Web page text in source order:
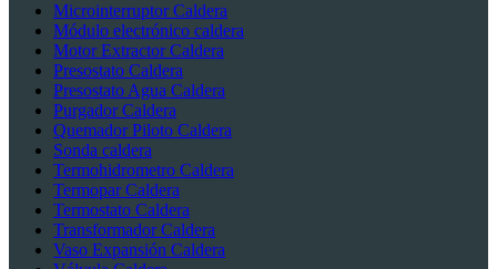
Microinterruptor Caldera
Módulo electrónico caldera
Motor Extractor Caldera
Presostato Caldera
Presostato Agua Caldera
Purgador Caldera
Quemador Piloto Caldera
Sonda caldera
Termohidrometro Caldera
Termopar Caldera
Termostato Caldera
Transformador Caldera
Vaso Expansión Caldera